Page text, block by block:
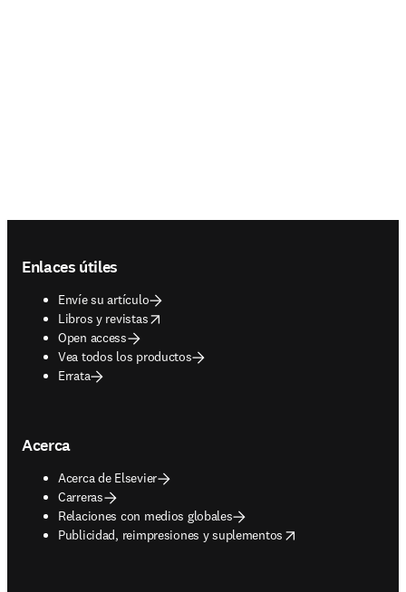
Enlaces útiles
Envíe su artículo
Libros y revistas
opens in new tab/window
Open access
Vea todos los productos
Errata
Acerca
Acerca de Elsevier
Carreras
Relaciones con medios globales
Publicidad, reimpresiones y suplementos
opens in new tab/window